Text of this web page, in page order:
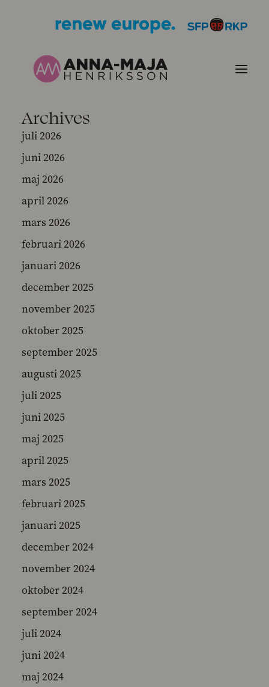
PUBLIKATIONER
HJÄRTEFRÅGOR
PERSONPORTRÄTT
KONTAKT
BILDER
SEARCH
Archives
juli 2026
juni 2026
maj 2026
april 2026
mars 2026
februari 2026
januari 2026
december 2025
november 2025
oktober 2025
september 2025
augusti 2025
juli 2025
juni 2025
maj 2025
april 2025
mars 2025
februari 2025
januari 2025
december 2024
november 2024
oktober 2024
september 2024
juli 2024
juni 2024
maj 2024